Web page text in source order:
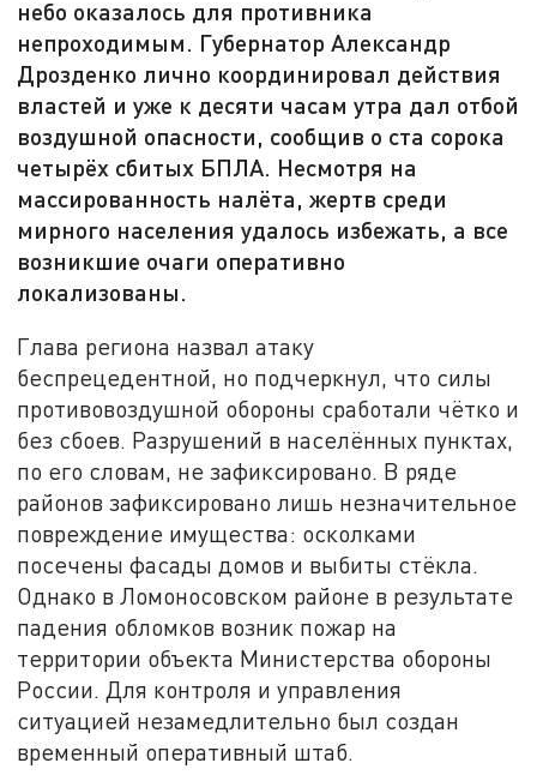
небо оказалось для противника
непроходимым. Губернатор Александр
Дрозденко лично координировал действия
властей и уже к десяти часам утра дал отбой
воздушной опасности, сообщив о ста сорока
четырёх сбитых БПЛА. Несмотря на
массированность налёта, жертв среди
мирного населения удалось избежать, а все
возникшие очаги оперативно
локализованы.
Глава региона назвал атаку
беспрецедентной, но подчеркнул, что силы
противовоздушной обороны сработали чётко и
без сбоев. Разрушений в населённых пунктах,
по его словам, не зафиксировано. В ряде
районов зафиксировано лишь незначительное
повреждение имущества: осколками
посечены фасады домов и выбиты стёкла.
Однако в Ломоносовском районе в результате
падения обломков возник пожар на
территории объекта Министерства обороны
России. Для контроля и управления
ситуацией незамедлительно был создан
временный оперативный штаб.